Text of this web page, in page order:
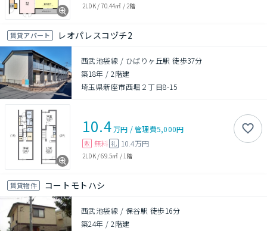
2LDK/70.44㎡ / 2階
賃貸アパート レオパレスコヅチ2
西武池袋線 / ひばりヶ丘駅 徒歩37分
築18年 /2階建
埼玉県新座市西堀２丁目8-15
10.4万円 /管理費5,000円
敷 無料 礼 10.4万円
2LDK/69.5㎡ / 1階
賃貸物件 コートモトハシ
西武池袋線 / 保谷駅 徒歩16分
築24年 /2階建